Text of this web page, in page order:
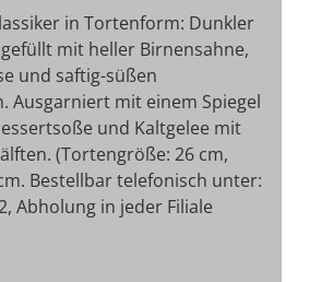
in Tortenform: Dunkler
mit heller Birnensahne,
und saftig-süßen
Ausgarniert mit einem Spiegel
und Kaltgelee mit
(Tortengröße: 26 cm,
Bestellbar telefonisch unter:
Abholung in jeder Filiale